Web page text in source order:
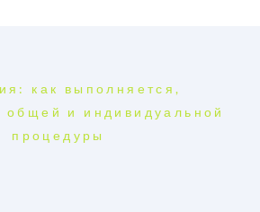
как выполняется,
общей и индивидуальной
процедуры